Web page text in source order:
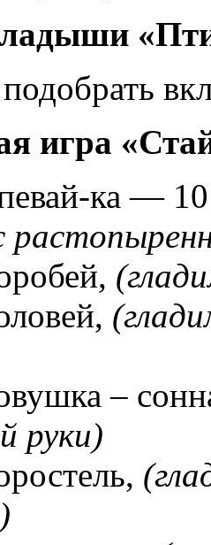
игра
ка —
–
руки)